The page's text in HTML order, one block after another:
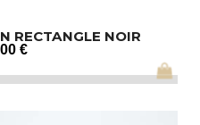
RECTANGLE NOIR
€